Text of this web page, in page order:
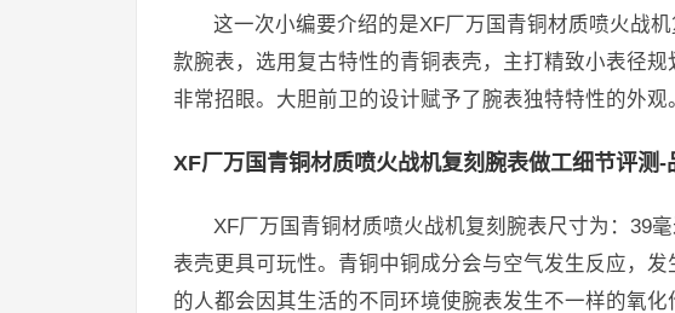
这一次小编要介绍的是XF厂万国青铜材质喷火战
款腕表，选用复古特性的青铜表壳，主打精致小表径
非常招眼。大胆前卫的设计赋予了腕表独特特性的外观
XF厂万国青铜材质喷火战机复刻腕表做工细节评测-
XF厂万国青铜材质喷火战机复刻腕表尺寸为：39
表壳更具可玩性。青铜中铜成分会与空气发生反应，
的人都会因其生活的不同环境使腕表发生不一样的氧化